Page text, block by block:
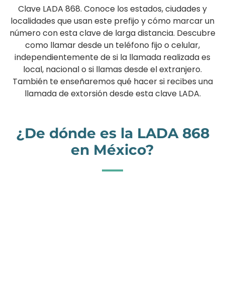
Clave LADA 868. Conoce los estados, ciudades y
localidades que usan este prefijo y cómo marcar un
número con esta clave de larga distancia. Descubre
como llamar desde un teléfono fijo o celular,
independientemente de si la llamada realizada es
local, nacional o si llamas desde el extranjero.
También te enseñaremos qué hacer si recibes una
llamada de extorsión desde esta clave LADA.
¿De dónde es la LADA 868
en México?